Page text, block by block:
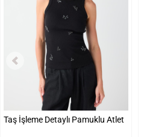
Taş İşleme Detaylı Pamuklu Atlet